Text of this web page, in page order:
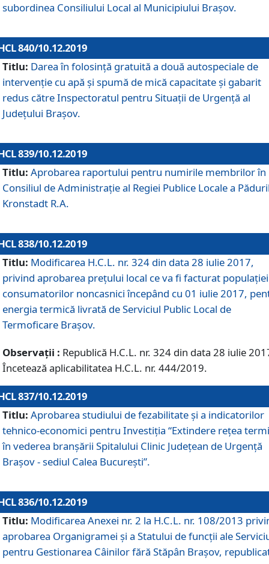
subordinea Consiliului Local al Municipiului Brașov.
840/10.12.2019
Titlu: Darea în folosință gratuită a două autospeciale de
intervenție cu apă și spumă de mică capacitate și gabarit
redus către Inspectoratul pentru Situaţii de Urgenţă al
Judeţului Brașov.
839/10.12.2019
Titlu: Aprobarea raportului pentru numirile membrilor în
Consiliul de Administraţie al Regiei Publice Locale a
Kronstadt R.A.
838/10.12.2019
Titlu: Modificarea H.C.L. nr. 324 din data 28 iulie 2017,
privind aprobarea preţului local ce va fi facturat
consumatorilor noncasnici începând cu 01 iulie 2017,
energia termică livrată de Serviciul Public Local de
Termoficare Braşov.
Observații : Republică H.C.L. nr. 324 din data 28 iulie
Încetează aplicabilitatea H.C.L. nr. 444/2019.
837/10.12.2019
Titlu: Aprobarea studiului de fezabilitate și a indicatorilor
tehnico-economici pentru Investiția “Extindere rețea
în vederea branșării Spitalului Clinic Județean de Urgență
Brașov - sediul Calea București”.
836/10.12.2019
Titlu: Modificarea Anexei nr. 2 la H.C.L. nr. 108/2013
aprobarea Organigramei şi a Statului de funcții ale
pentru Gestionarea Câinilor fără Stăpân Brașov,